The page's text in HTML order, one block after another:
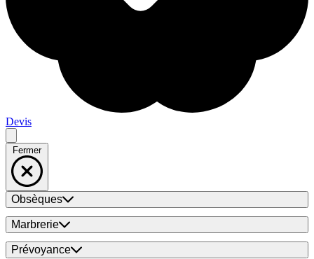
Devis
Fermer
Obsèques
Marbrerie
Prévoyance